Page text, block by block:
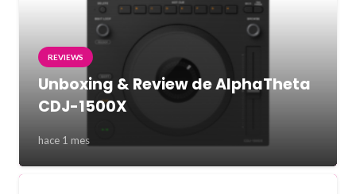
REVIEWS
Unboxing & Review de AlphaTheta
CDJ-1500X
hace 1 mes